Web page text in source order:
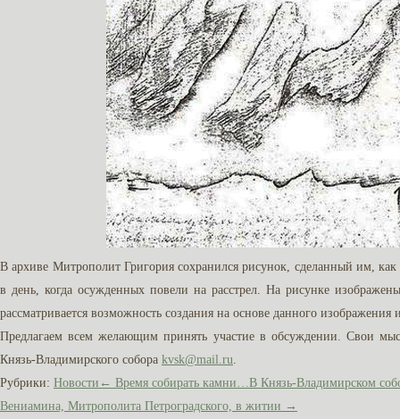
В архиве Митрополит Григория сохранился рисунок, сделанный им, как
в день, когда осужденных повели на расстрел. На рисунке
рассматривается возможность создания на основе данного
Предлагаем всем желающим принять участие в обсуждении. Свои
Князь-Владимирского собора kvsk@mail.ru
Рубрики: Новости ← Время собирать камни… В Князь-Владимирском
Вениамина, Митрополита Петроградского, в житии →